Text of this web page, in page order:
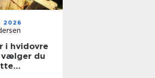
2026
i hvidovre
vælger du